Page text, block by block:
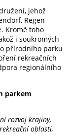
jehož
Regen
Kromě toho
i soukromých
přírodního parku
rekreačních
regionálního
parkem
rozvoj krajiny,
oblasti,